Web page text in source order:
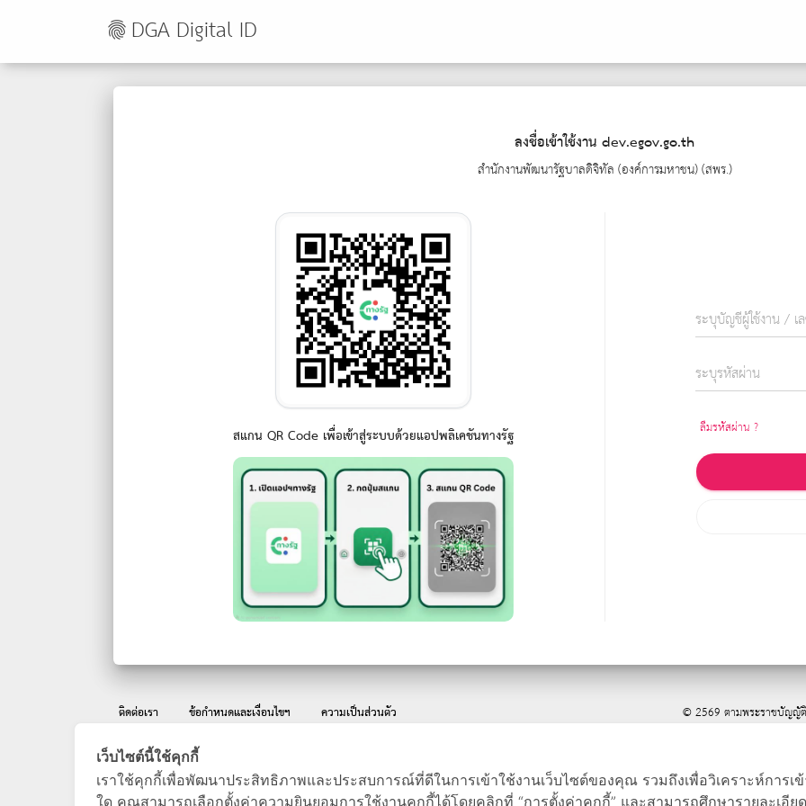
fingerprint DGA Digital ID
ลงชื่อเข้าใช้งาน dev.egov.go.th
สำนักงานพัฒนารัฐบาลดิจิทัล (องค์การมหาชน) (สพร.)
สแกน QR Code เพื่อเข้าสู่ระบบด้วยแอปพลิเคชันทางรัฐ ลืมรหัสผ่าน ?
ติดต่อเรา ข้อกำหนดและเงื่อนไขฯ ความเป็นส่วนตัว ©2569 ตามพระราชบัญญั
เว็บไซต์นี้ใช้คุกกี้
เราใช้คุกกี้เพื่อพัฒนาประสิทธิภาพและประสบการณ์ที่ดีในการเข้าใช้งานเว็บไซต์ของคุณ รวมถึงเพื่อวิเคราะห์การเ
ใด คุณสามารถเลือกตั้งค่าความยินยอมการใช้งานคุกกี้ได้โดยคลิกที่ “การตั้งค่าคุกกี้” และสามารถศึกษารายละเอีย